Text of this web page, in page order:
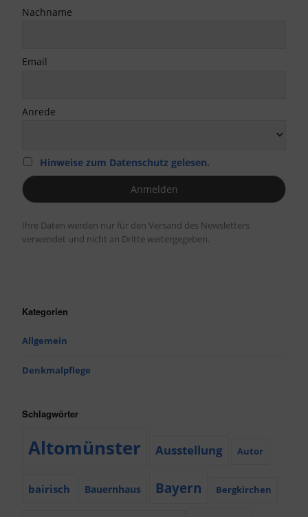
Nachname
Email
Anrede
Hinweise zum Datenschutz gelesen.
Ihre Daten werden nur für den Versand des Newsletters
verwendet und nicht an Dritte weitergegeben.
Kategorien
Allgemein
Denkmalpflege
Schlagwörter
Altomünster Ausstellung Autor
bairisch Bauernhaus Bayern Bergkirchen